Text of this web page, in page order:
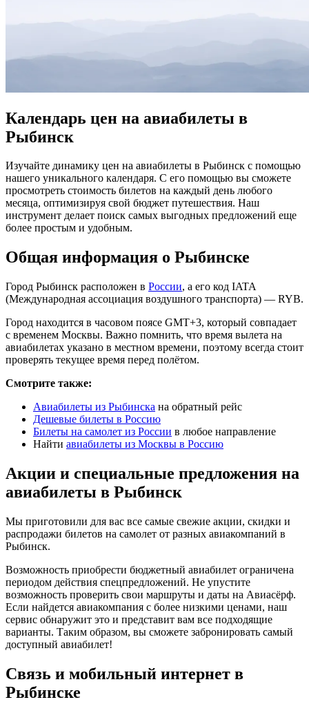
Календарь цен на авиабилеты в
Рыбинск
Изучайте динамику цен на авиабилеты в Рыбинск с помощью
нашего уникального календаря. С его помощью вы сможете
просмотреть стоимость билетов на каждый день любого
месяца, оптимизируя свой бюджет путешествия. Наш
инструмент делает поиск самых выгодных предложений еще
более простым и удобным.
Общая информация о Рыбинске
Город Рыбинск расположен в России, а его код IATA
(Международная ассоциация воздушного транспорта) — RYB.
Город находится в часовом поясе GMT+3, который совпадает
с временем Москвы. Важно помнить, что время вылета на
авиабилетах указано в местном времени, поэтому всегда стоит
проверять текущее время перед полётом.
Смотрите также:
Авиабилеты из Рыбинска на обратный рейс
Дешевые билеты в Россию
Билеты на самолет из России в любое направление
Найти авиабилеты из Москвы в Россию
Акции и специальные предложения на
авиабилеты в Рыбинск
Мы приготовили для вас все самые свежие акции, скидки и
распродажи билетов на самолет от разных авиакомпаний в
Рыбинск.
Возможность приобрести бюджетный авиабилет ограничена
периодом действия спецпредложений. Не упустите
возможность проверить свои маршруты и даты на Авиасёрф.
Если найдется авиакомпания с более низкими ценами, наш
сервис обнаружит это и представит вам все подходящие
варианты. Таким образом, вы сможете забронировать самый
доступный авиабилет!
Связь и мобильный интернет в
Рыбинске